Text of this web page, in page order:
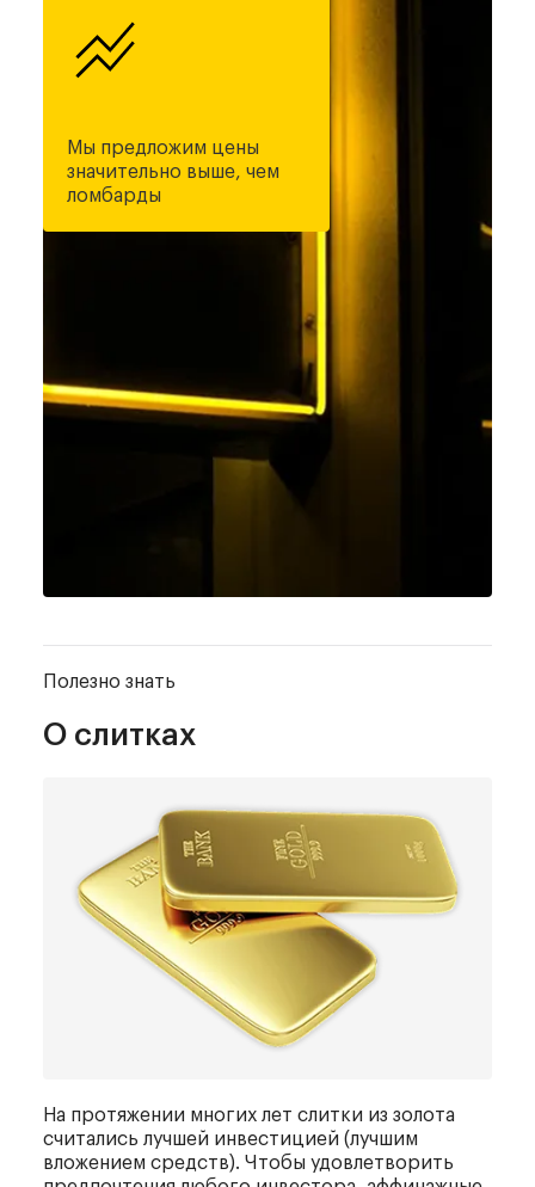
Мы предложим цены
значительно выше, чем
ломбарды
Полезно знать
О слитках
На протяжении многих лет слитки из золота
считались лучшей инвестицией (лучшим
вложением средств). Чтобы удовлетворить